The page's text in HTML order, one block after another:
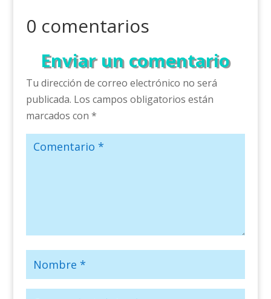
0 comentarios
Enviar un comentario
Tu dirección de correo electrónico no será
publicada. Los campos obligatorios están
marcados con *